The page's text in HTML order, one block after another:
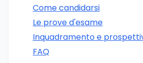
Come candidarsi
Le prove d'esame
Inquadramento e
FAQ